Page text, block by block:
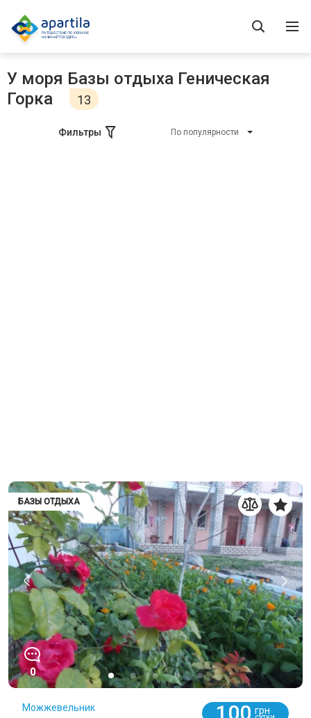
У моря Базы отдыха Геническая
Горка
13
Фильтры По популярности
БАЗЫ ОТДЫХА
0
Можжевельник 100 грн